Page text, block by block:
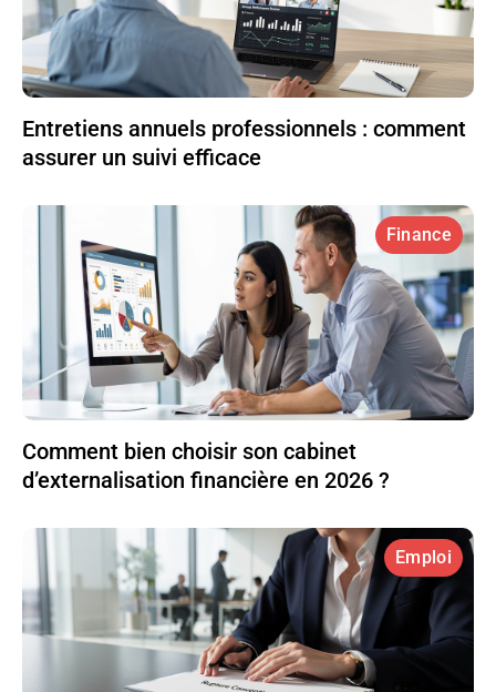
Entretiens annuels professionnels : comment
assurer un suivi efficace
Finance
Comment bien choisir son cabinet
d’externalisation financière en 2026 ?
Emploi